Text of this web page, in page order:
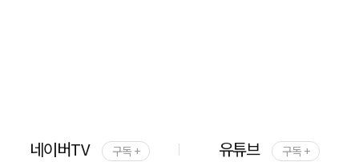
네이버TV 구독 + 유튜브 구독 +